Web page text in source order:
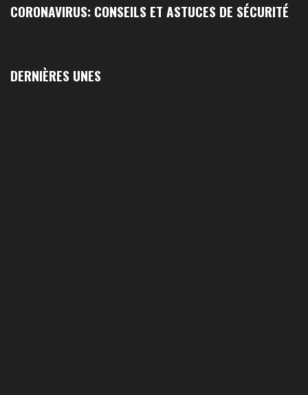
CORONAVIRUS: CONSEILS ET ASTUCES DE SÉCURITÉ
DERNIÈRES UNES